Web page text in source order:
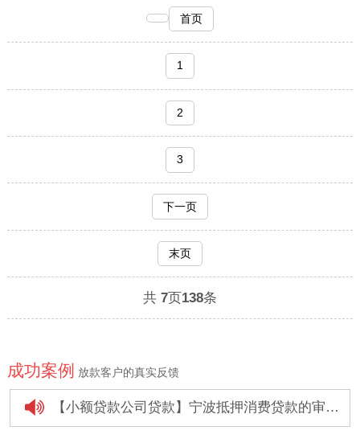
首页
1
2
3
下一页
末页
共 7页138条
成功案例 放款客户的真实反馈
【小额贷款公司贷款】宁波抵押消费贷款的审批时间是多久